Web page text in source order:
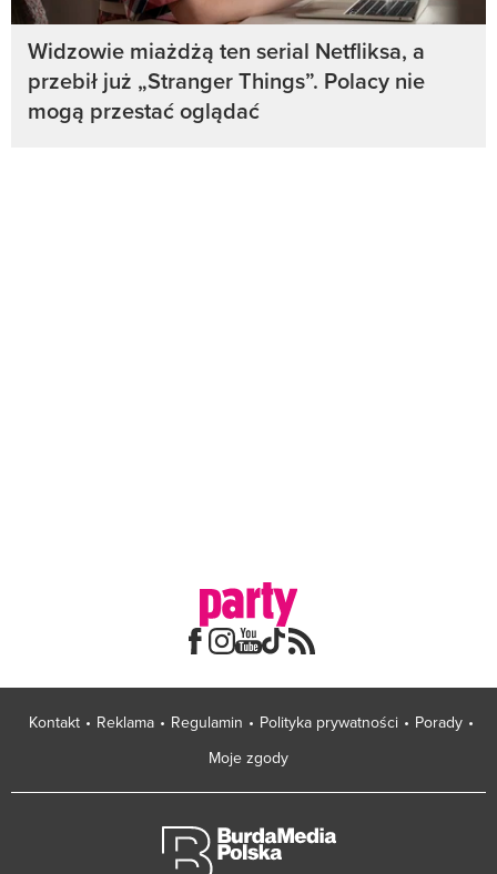
Widzowie miażdżą ten serial Netfliksa, a
przebił już „Stranger Things”. Polacy nie
mogą przestać oglądać
Kontakt Reklama Regulamin Polityka prywatności
Porady
Moje zgody